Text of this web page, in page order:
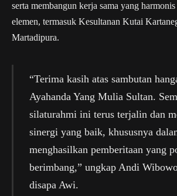
serta membangun kerja sama yang
elemen, termasuk Kesultanan Kutai
Martadipura.
“Terima kasih atas sambutan
Ayahanda Yang Mulia Sultan.
silaturahmi ini terus terjalin dan
sinergi yang baik, khususnya
menghasilkan pemberitaan yang
berimbang,” ungkap Andi
disapa Awi.